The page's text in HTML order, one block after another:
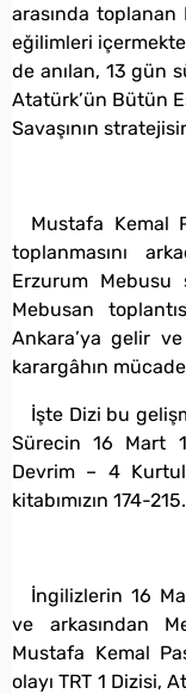
arasında
eğilimleri
de anılan, 13 gün
Atatürk’ün Bütün
Savaşının
Mustafa Kemal
toplanmasını
Erzurum Mebusu
Mebusan
Ankara’ya gelir
karargâhın
İşte Dizi bu
Sürecin 16 Mart
Devrim – 4
kitabımızın 174-
İngilizlerin 16
ve arkasından
Mustafa Kemal
olayı TRT 1 Dizisi,